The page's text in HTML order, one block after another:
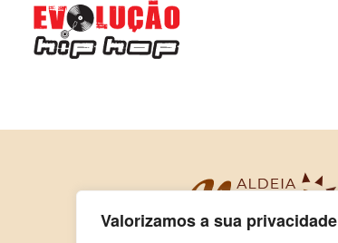
Valorizamos a sua privacidade